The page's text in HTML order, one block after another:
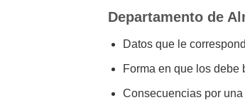
Departamento de
Datos que le
Forma en que los debe
Consecuencias por